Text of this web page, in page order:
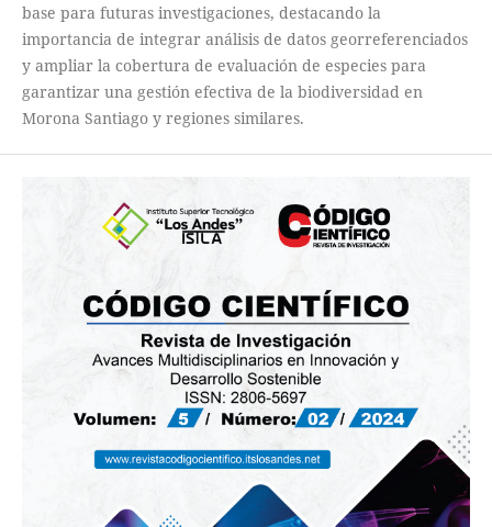
base para futuras investigaciones, destacando la
importancia de integrar análisis de datos georreferenciados
y ampliar la cobertura de evaluación de especies para
garantizar una gestión efectiva de la biodiversidad en
Morona Santiago y regiones similares.